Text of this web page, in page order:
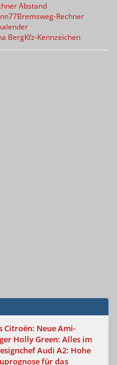
Abstand
Bremsweg-Rechner
Kfz-Kennzeichen
Citroën: Neue Ami-
Holly Green: Alles im
Audi A2: Hohe
für das